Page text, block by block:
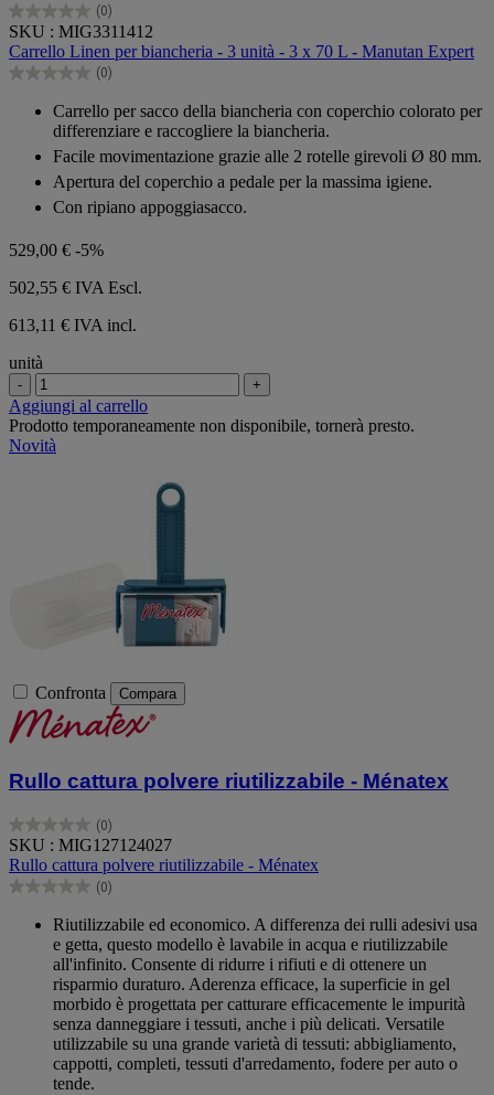
(0)
0.0
su
5
stelle.
SKU : MIG3311412
Carrello Linen per biancheria - 3 unità - 3 x 70 L - Manutan Expert
(0)
0.0
Carrello per sacco della biancheria con coperchio colorato per
differenziare e raccogliere la biancheria.
Facile movimentazione grazie alle 2 rotelle girevoli Ø 80 mm.
Apertura del coperchio a pedale per la massima igiene.
Con ripiano appoggiasacco.
529,00 € -5%
502,55 € IVA Escl.
613,11 € IVA incl.
unità
- +
Aggiungi al carrello
Prodotto temporaneamente non disponibile, tornerà presto.
Novità
Confronta Compara
Rullo cattura polvere riutilizzabile - Ménatex
(0)
0.0
su
5
stelle.
SKU : MIG127124027
Rullo cattura polvere riutilizzabile - Ménatex
(0)
0.0
Riutilizzabile ed economico. A differenza dei rulli adesivi usa
e getta, questo modello è lavabile in acqua e riutilizzabile
all'infinito. Consente di ridurre i rifiuti e di ottenere un
risparmio duraturo. Aderenza efficace, la superficie in gel
morbido è progettata per catturare efficacemente le impurità
senza danneggiare i tessuti, anche i più delicati. Versatile
utilizzabile su una grande varietà di tessuti: abbigliamento,
cappotti, completi, tessuti d'arredamento, fodere per auto o
tende.